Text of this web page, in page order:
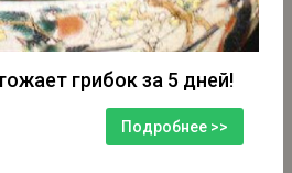
грибок за 5 дней!
Подробнее >>